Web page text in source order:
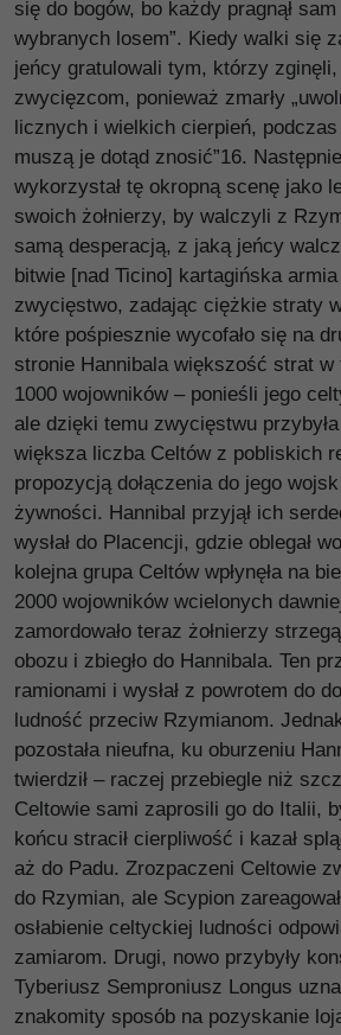
się do bogów, bo każdy pragnął
wybranych losem”. Kiedy walki się
jeńcy gratulowali tym, którzy
zwycięzcom, ponieważ zmarły
licznych i wielkich cierpień,
muszą je dotąd znosić”16.
wykorzystał tę okropną scenę jako
swoich żołnierzy, by walczyli z
samą desperacją, z jaką jeńcy
bitwie [nad Ticino] kartagińska armia
zwycięstwo, zadając ciężkie straty
które pośpiesznie wycofało się na
stronie Hannibala większość strat w
1000 wojowników – ponieśli jego
ale dzięki temu zwycięstwu
większa liczba Celtów z pobliskich
propozycją dołączenia do jego
żywności. Hannibal przyjął ich
wysłał do Placencji, gdzie oblegał
kolejna grupa Celtów wpłynęła na
2000 wojowników wcielonych
zamordowało teraz żołnierzy
obozu i zbiegło do Hannibala. Ten
ramionami i wysłał z powrotem do
ludność przeciw Rzymianom.
pozostała nieufna, ku oburzeniu
twierdził – raczej przebiegle niż
Celtowie sami zaprosili go do Italii,
końcu stracił cierpliwość i kazał
aż do Padu. Zrozpaczeni Celtowie
do Rzymian, ale Scypion
osłabienie celtyckiej ludności
zamiarom. Drugi, nowo przybyły
Tyberiusz Semproniusz Longus
znakomity sposób na pozyskanie